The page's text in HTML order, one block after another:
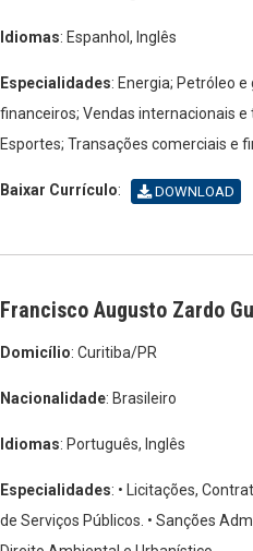
Idiomas: Espanhol, Inglês
Especialidades: Energia; Petróleo
financeiros; Vendas internacionais
Esportes; Transações comerciais e
Baixar Currículo: DOWNLOAD
Francisco Augusto Zardo
Domicílio: Curitiba/PR
Nacionalidade: Brasileiro
Idiomas: Português, Inglês
Especialidades: • Licitações,
de Serviços Públicos. • Sanções